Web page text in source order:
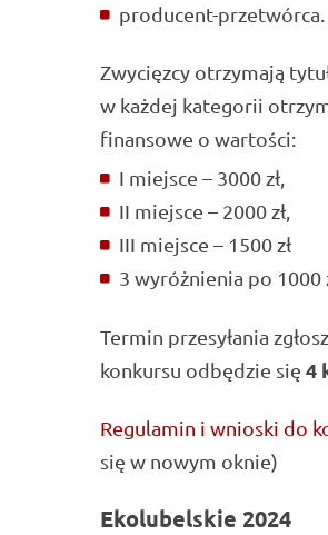
producent-przetwórca.
Zwycięzcy otrzymają
w każdej kategorii
finansowe o wartości:
I miejsce – 3000 zł,
II miejsce – 2000 zł,
III miejsce – 1500 zł
3 wyróżnienia po 1000
Termin przesyłania
konkursu odbędzie się 4
Regulamin i wnioski do
się w nowym oknie)
Ekolubelskie 2024